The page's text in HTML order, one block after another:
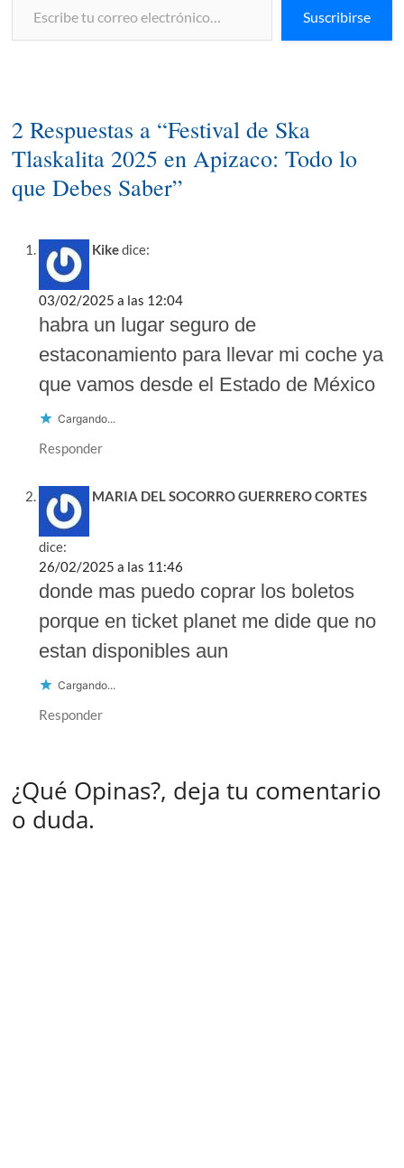
Suscribirse
2 Respuestas a “Festival de Ska
Tlaskalita 2025 en Apizaco: Todo lo
que Debes Saber”
Kikedice:
03/02/2025 a las 12:04
habra un lugar seguro de
estaconamiento para llevar mi coche ya
que vamos desde el Estado de México
Cargando...
Responder
MARIA DEL SOCORRO GUERRERO CORTES
dice:
26/02/2025 a las 11:46
donde mas puedo coprar los boletos
porque en ticket planet me dide que no
estan disponibles aun
Cargando...
Responder
¿Qué Opinas?, deja tu comentario
o duda.